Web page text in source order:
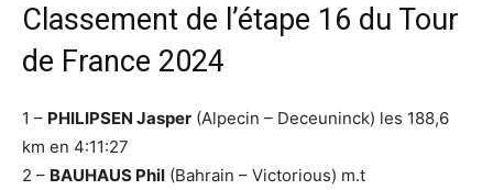
Classement de l’étape 16 du Tour
de France 2024
1 – PHILIPSEN Jasper (Alpecin – Deceuninck) les 188,6
km en 4:11:27
2 – BAUHAUS Phil (Bahrain – Victorious) m.t